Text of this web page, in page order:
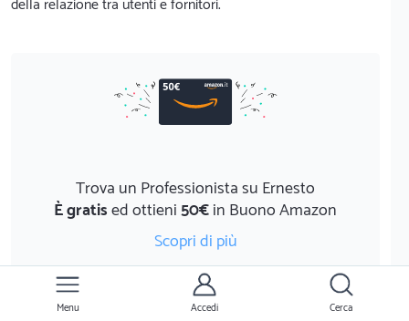
Trova un Professionista su Ernesto
È gratised ottieni50€in Buono Amazon
Scopri di più
Menu Accedi Cerca